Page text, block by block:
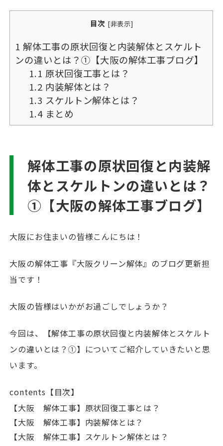
目次 [非表示]
1 解体工事の原状回復と内装解体とスケルト
ンの違いとは？①【大阪の解体工事ブログ】
1.1 原状回復工事とは？
1.2 内装解体とは？
1.3 スケルトン解体とは？
1.4まとめ
解体工事の原状回復と内装解
体とスケルトンの違いとは？
①【大阪の解体工事ブログ】
大阪にお住まいの皆様こんにちは！
大阪の解体工事『大阪クリーン解体』のブログ更新担
当です！
大阪の皆様はいかがお過ごしでしょうか？
今回は、【解体工事の原状回復と内装解体とスケルト
ンの違いとは？①】についてご紹介していきたいと思
います。
contents【目次】
【大阪 解体工事】原状回復工事とは？
【大阪 解体工事】内装解体とは？
【大阪 解体工事】スケルトン解体とは？